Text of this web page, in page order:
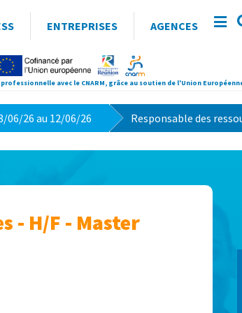
ENTREPRISES AGENCES
avec le CNARM, grâce au soutien de l'Union
06/26 au 12/06/26 Responsable des
- H/F - Master